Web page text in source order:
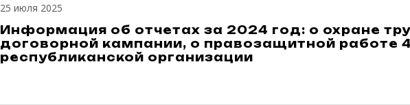
25 июля 2025
Информация об отчетах за 2024 год: о охране
договорной кампании, о правозащитной работе
республиканской организации